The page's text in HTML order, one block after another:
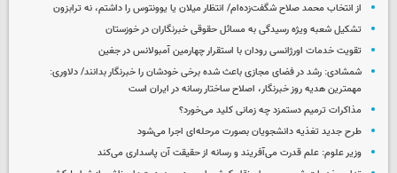
از انتخاب محمد صلاح شگفت‌زده‌ام/ انتظار میلان یا یوونتوس را داشتم، نه ترابزون
تشکیل شعبه ویژه رسیدگی به مسائل حقوقی خبرنگاران در خوزستان
تقویت خدمات اورژانسی رودان با استقرار چهارمین آمبولانس در جغین
شمشادی: رشد در فضای مجازی باعث شده برخی خودشان را خبرنگار بدانند/ دلاوری:
مهمترین هدیه‌ روز خبرنگار، اصلاح ساختار رسانه در ایران است
مذاکرات ترمیم دستمزد چه زمانی کلید می‌خورد؟
طرح جدید تغذیه دانشجویان بصورت مرحله‌ای اجرا می‌شود
وزیر علوم: علم قدرت می‌آفریند و رسانه از حقیقت آن پاسداری می‌کند